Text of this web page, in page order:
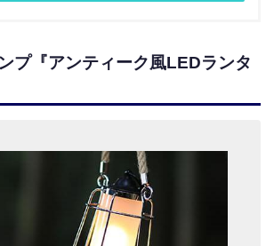
プ『アンティーク風LEDランタ